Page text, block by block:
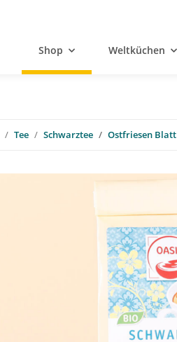
Shop Weltküchen
Tee Schwarztee Ostfriesen Blatt